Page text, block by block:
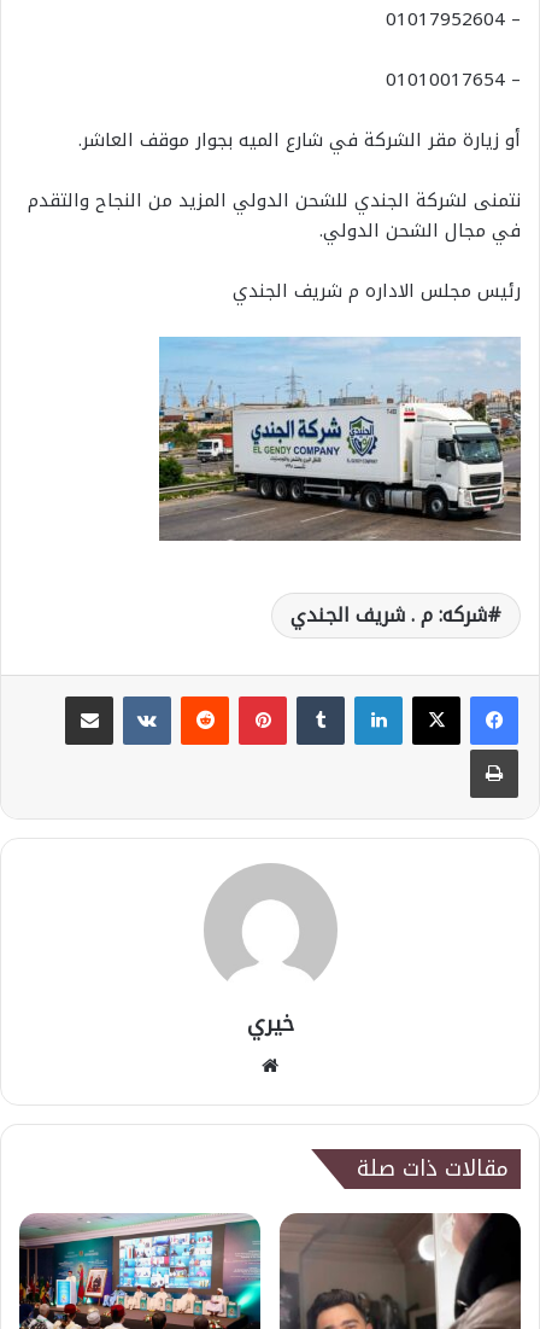
– 01017952604
– 01010017654
أو زيارة مقر الشركة في شارع الميه بجوار موقف العاشر.
نتمنى لشركة الجندي للشحن الدولي المزيد من النجاح والتقدم
في مجال الشحن الدولي.
رئيس مجلس الاداره م شريف الجندي
شركه: م . شريف الجندي
لينكدإن بينتيريست
مشاركة عبر البريد
طباعة
خيري
مقالات ذات صلة